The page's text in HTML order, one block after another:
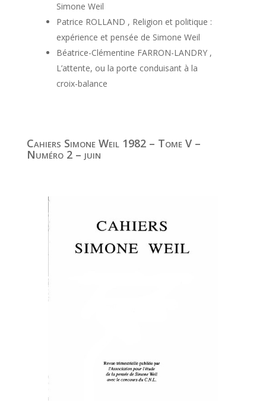
Simone Weil
Patrice ROLLAND , Religion et politique :
expérience et pensée de Simone Weil
Béatrice-Clémentine FARRON-LANDRY ,
L’attente, ou la porte conduisant à la
croix-balance
Cahiers Simone Weil 1982 – Tome V –
Numéro 2 – juin